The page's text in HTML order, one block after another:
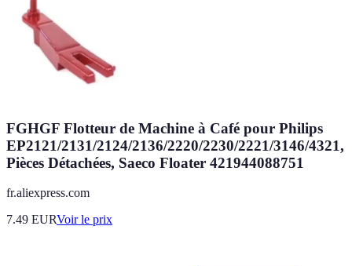
FGHGF Flotteur de Machine à Café pour Philips
EP2121/2131/2124/2136/2220/2230/2221/3146/4321,
Pièces Détachées, Saeco Floater 421944088751
fr.aliexpress.com
7.49 EURVoir le prix